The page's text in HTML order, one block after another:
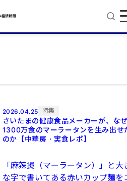
2026.04.25 特集
さいたまの健康食品メーカーが、な
1300万食のマーラータンを生み出せ
のか【中華房・実食レポ】
「麻辣燙（マーラータン）」と大
な字で書いてある赤いカップ麺を